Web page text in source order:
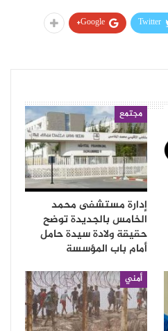
Twitter
Google+
مجتمع
إدارة مستشفى محمد
الخامس بالجديدة توضح
حقيقة ولادة سيدة حامل
أمام باب المؤسسة
أمني